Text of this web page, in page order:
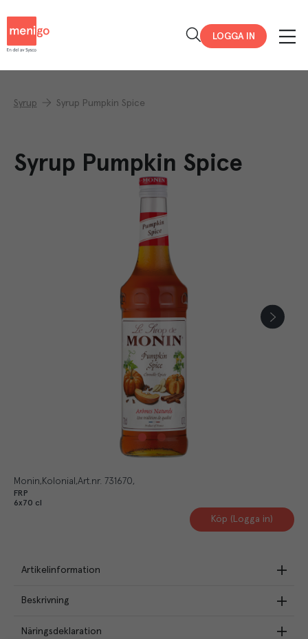
LOGGA IN
Syrup Syrup Pumpkin Spice
Syrup Pumpkin Spice
Monin Kolonial Art.nr. 731670
FRP
6x70 cl
Köp (Logga in)
Artikelinformation
Beskrivning
Näringsdeklaration